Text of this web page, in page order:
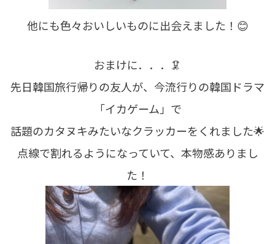
他にも色々おいしいものに出会えました！😊
おまけに．．．🦑
先日韓国旅行帰りの友人が、今流行りの韓国ドラマ
「イカゲーム」で
話題のカタヌキみたいなクラッカーをくれました🌟
点線で割れるようになっていて、本物感ありまし
た！